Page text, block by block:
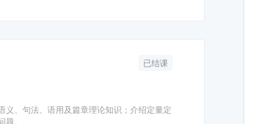
已结课
、句法、语用及篇章理论知识；介绍定量定
。